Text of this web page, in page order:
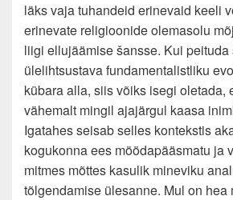
läks vaja tuhandeid erinevaid keeli
erinevate religioonide olemasolu
liigi ellujäämise šansse. Kui
ülelihtsustava fundamentalistliku
kübara alla, siis võiks isegi oletada,
vähemalt mingil ajajärgul kaasa
Igatahes seisab selles kontekstis
kogukonna ees möödapääsmatu ja
mitmes mõttes kasulik mineviku
tõlgendamise ülesanne. Mul on hea